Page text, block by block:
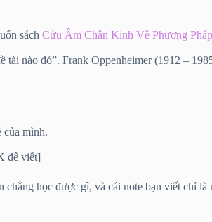
sách Cửu Âm Chân Kinh Về Phương
nào đó”. Frank Oppenheimer (1912 –
của mình.
để viết]
học được gì, và cái note bạn viết chỉ